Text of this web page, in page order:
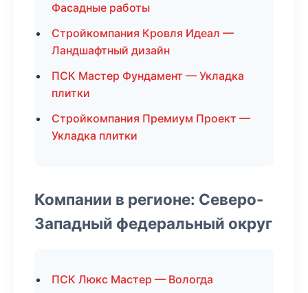
Фасадные работы
Стройкомпания Кровля Идеал —
Ландшафтный дизайн
ПСК Мастер Фундамент — Укладка
плитки
Стройкомпания Премиум Проект —
Укладка плитки
Компании в регионе: Северо-
Западный федеральный округ
ПСК Люкс Мастер — Вологда